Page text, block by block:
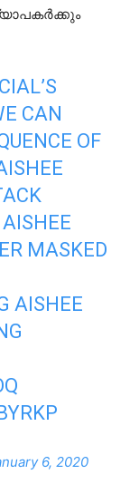
’S
CAN
OF
MASKED
AISHEE
6, 2020